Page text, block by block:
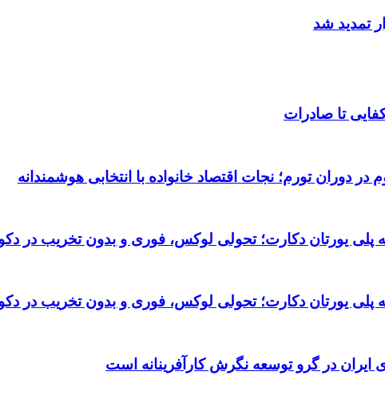
تمدید شد
تا صادرات
دوران تورم؛ نجات اقتصاد خانواده با انتخابی هوشمندانه
پلی یورتان دکارت؛ تحولی لوکس، فوری و بدون تخریب در
پلی یورتان دکارت؛ تحولی لوکس، فوری و بدون تخریب در
در گرو توسعه نگرش کارآفرینانه است